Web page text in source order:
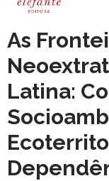
As
Latina: